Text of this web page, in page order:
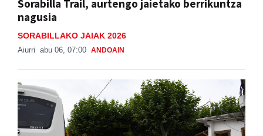
Sorabilla Trail, aurtengo jaietako berrikuntza
nagusia
SORABILLAKO JAIAK 2026
Aiurri abu 06, 07:00 ANDOAIN